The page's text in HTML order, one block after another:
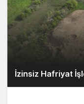
İzinsiz Hafriyat